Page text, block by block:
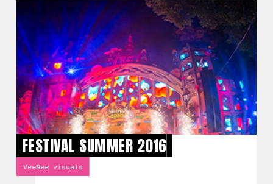
FESTIVAL SUMMER 2016
VeeMee visuals